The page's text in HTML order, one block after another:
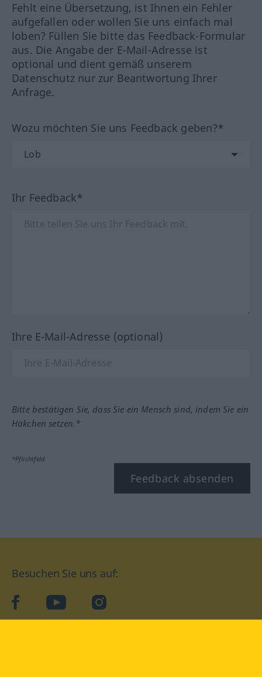
Fehlt eine Übersetzung, ist Ihnen ein Fehler
aufgefallen oder wollen Sie uns einfach mal
loben? Füllen Sie bitte das Feedback-Formular
aus. Die Angabe der E-Mail-Adresse ist
optional und dient gemäß unserem
Datenschutz nur zur Beantwortung Ihrer
Anfrage.
Wozu möchten Sie uns Feedback geben?*
Ihr Feedback*
Ihre E-Mail-Adresse (optional)
Bitte bestätigen Sie, dass Sie ein Mensch sind, indem Sie ein
Häkchen setzen.*
*Pflichtfeld
Feedback absenden
Besuchen Sie uns auf:
facebookYouTube Instagram